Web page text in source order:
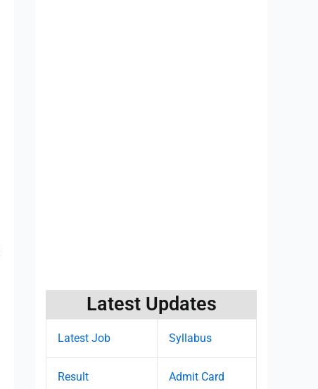
Latest Updates
Latest Job Syllabus
Result Admit Card